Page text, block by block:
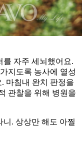
를 자주 세뇌했어요.
지도록 농사에 열성
마침내 완치 판정을
관찰을 위해 병원을
니. 상상만 해도 아찔